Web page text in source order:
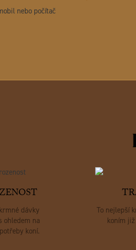
dávky
ohledem na
koní.
To nejlepší
koním